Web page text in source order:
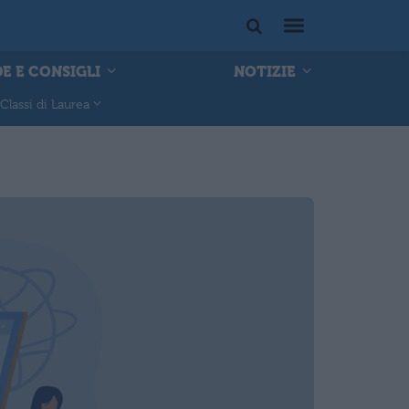
E CONSIGLI NOTIZIE
Classi di Laurea